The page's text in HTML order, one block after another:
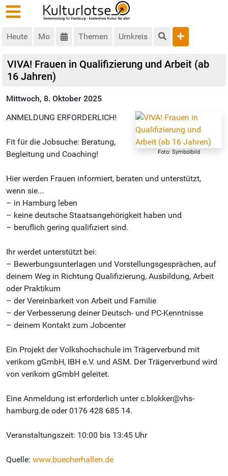
Heute Mo Themen Umkreis
VIVA! Frauen in Qualifizierung und Arbeit (ab
16 Jahren)
Mittwoch, 8. Oktober 2025
Foto: Symbolbild
ANMELDUNG ERFORDERLICH!
Fit für die Jobsuche: Beratung,
Begleitung und Coaching!
Hier werden Frauen informiert, beraten und unterstützt,
wenn sie...
– in Hamburg leben
– keine deutsche Staatsangehörigkeit haben und
– beruflich gering qualifiziert sind.
Ihr werdet unterstützt bei:
– Bewerbungsunterlagen und Vorstellungsgesprächen, auf
deinem Weg in Richtung Qualifizierung, Ausbildung, Arbeit
oder Praktikum
– der Vereinbarkeit von Arbeit und Familie
– der Verbesserung deiner Deutsch- und PC-Kenntnisse
– deinem Kontakt zum Jobcenter
Ein Projekt der Volkshochschule im Trägerverbund mit
verikom gGmbH, IBH e.V. und ASM. Der Trägerverbund wird
von verikom gGmbH geleitet.
Eine Anmeldung ist erforderlich unter c.blokker@vhs-
hamburg.de oder 0176 428 685 14.
Veranstaltungszeit: 10:00 bis 13:45 Uhr
Quelle: www.buecherhallen.de